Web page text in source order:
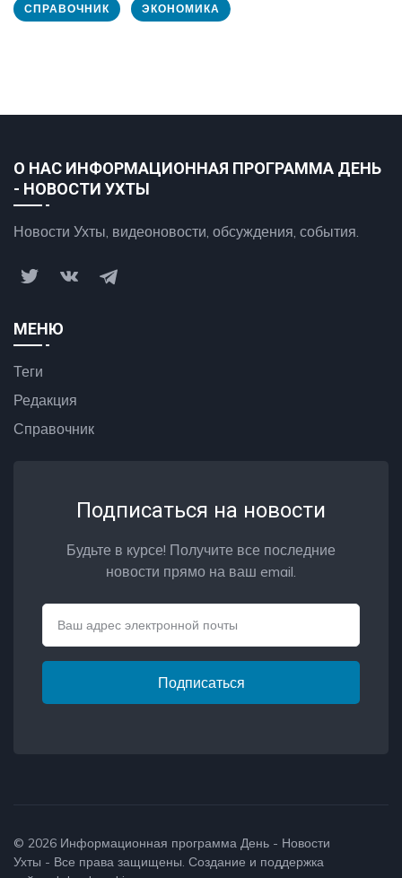
СПРАВОЧНИК ЭКОНОМИКА
О НАС ИНФОРМАЦИОННАЯ ПРОГРАММА ДЕНЬ
- НОВОСТИ УХТЫ
Новости Ухты, видеоновости, обсуждения, события.
МЕНЮ
Теги
Редакция
Справочник
Подписаться на новости
Будьте в курсе! Получите все последние
новости прямо на ваш email.
Подписаться
© 2026 Информационная программа День - Новости
Ухты - Все права защищены. Создание и поддержка